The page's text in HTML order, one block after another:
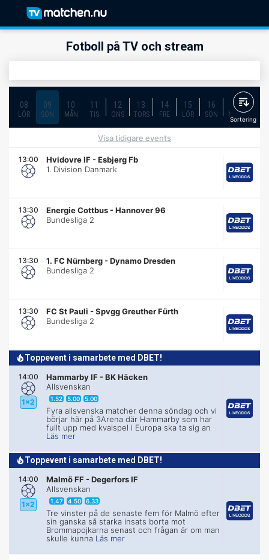
Fotboll på TV och stream
08
LÖR
09
SÖN
10
MÅN
11
TIS
12
ONS
13
TORS
14
FRE
15
LÖR
16
SÖN
17
MÅN
Sortering
Visa tidigare events
13:00 Hvidovre IF -Esbjerg Fb
1. Division Danmark
13:30 Energie Cottbus -Hannover 96
Bundesliga 2
13:30 1. FC Nürnberg -Dynamo Dresden
Bundesliga 2
13:30 FC St Pauli -Spvgg Greuther Fürth
Bundesliga 2
Toppevent i samarbete med DBET!
14:00
1x2
Hammarby IF -BK Häcken
Allsvenskan
1.52 5.00 5.00
Fyra allsvenska matcher denna söndag och vi
börjar här på 3Arena där Hammarby som har
fullt upp med kvalspel i Europa ska ta sig an
Läs mer
Toppevent i samarbete med DBET!
14:00
1x2
Malmö FF -Degerfors IF
Allsvenskan
1.47 4.50 6.33
Tre vinster på de senaste fem för Malmö efter
sin ganska så starka insats borta mot
Brommapojkarna senast och frågan är om man
skulle kunna Läs mer